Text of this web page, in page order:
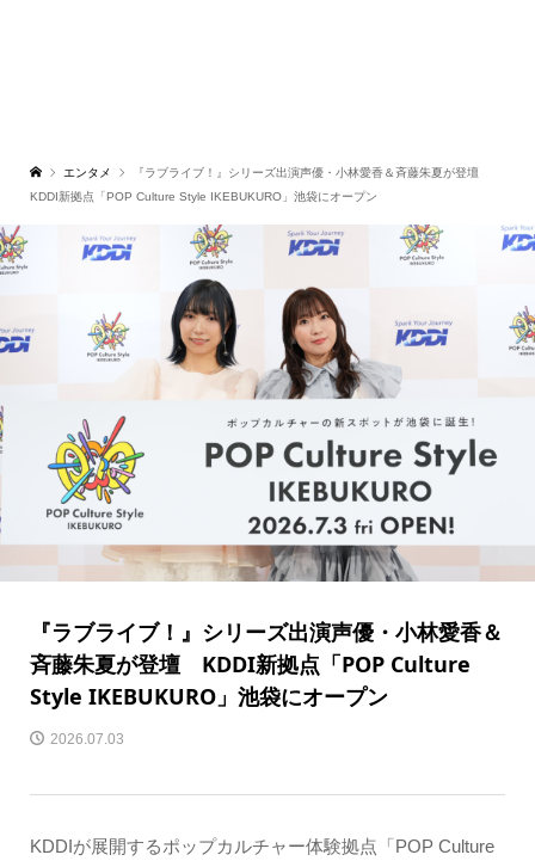
エンタメ
『ラブライブ！』シリーズ出演声優・小林愛香＆斉藤朱夏が登壇
KDDI新拠点「POP Culture Style IKEBUKURO」池袋にオープン
『ラブライブ！』シリーズ出演声優・小林愛香＆
斉藤朱夏が登壇 KDDI新拠点「POP Culture
Style IKEBUKURO」池袋にオープン
2026.07.03
KDDIが展開するポップカルチャー体験拠点「POP Culture